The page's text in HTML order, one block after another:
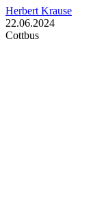
Herbert Krause
22.06.2024
Cottbus